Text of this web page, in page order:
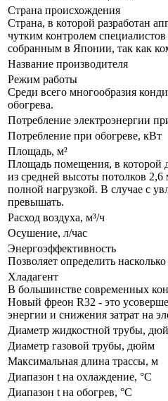
Страна происхождения
Страна, в которой разработан
чутким контролем
собранным в Японии, так как
Название производителя
Режим работы
Среди всего многообразия
обогрева.
Потребление электроэнергии
Потребление при обогреве, кВт
Площадь, м²
Площадь помещения, в которой
из средней высоты потолков
полной нагрузкой. В случае с
превышать.
Расход воздуха, м³/ч
Осушение, л/час
Энергоэффективность
Позволяет определить
Хладагент
В большинстве современных
Новый фреон R32 - это
энергии и снижения затрат на
Диаметр жидкостной трубы,
Диаметр газовой трубы, дюйм
Максимальная длина трассы, м
Диапазон t на охлаждение, °С
Диапазон t на обогрев, °С